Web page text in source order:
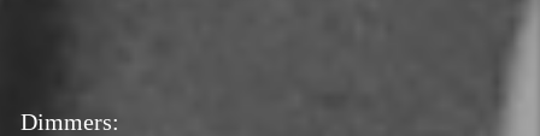
Dimmers: